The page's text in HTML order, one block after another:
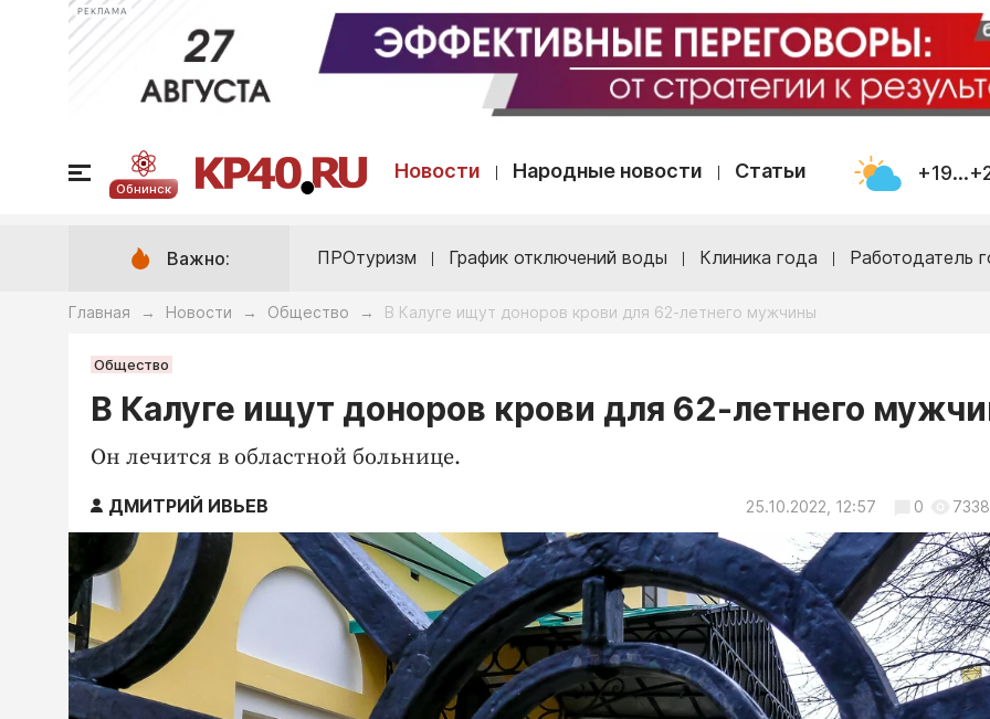
РЕКЛАМА
Обнинск
Новости Народные новости Статьи
Важно: ПРОтуризм График отключений воды Клиника года Работодатель
Главная → Новости → Общество → В Калуге ищут доноров крови для 62-летнего мужчины
Общество
В Калуге ищут доноров крови для 62-летнего
Он лечится в областной больнице.
ДМИТРИЙ ИВЬЕВ 25.10.2022, 12:57 0 7338